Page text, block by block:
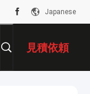
Japanese
見積依頼